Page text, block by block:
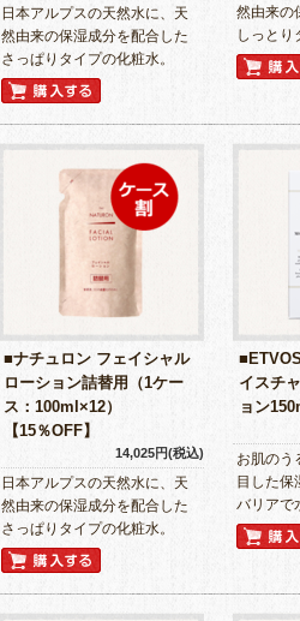
日本アルプスの天然水に、天
然由来の保湿成分を配合した
さっぱりタイプの化粧水。
然由来の
しっとり
■ナチュロン フェイシャル
ローション詰替用（1ケー
ス：100ml×12）
【15％OFF】
14,025円(税込)
日本アルプスの天然水に、天
然由来の保湿成分を配合した
さっぱりタイプの化粧水。
イスチ
ョン
お肌のう
目した保
バリアで